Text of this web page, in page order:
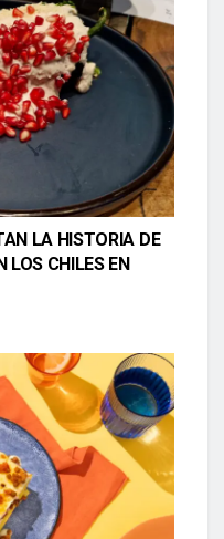
LA HISTORIA DE
LOS CHILES EN